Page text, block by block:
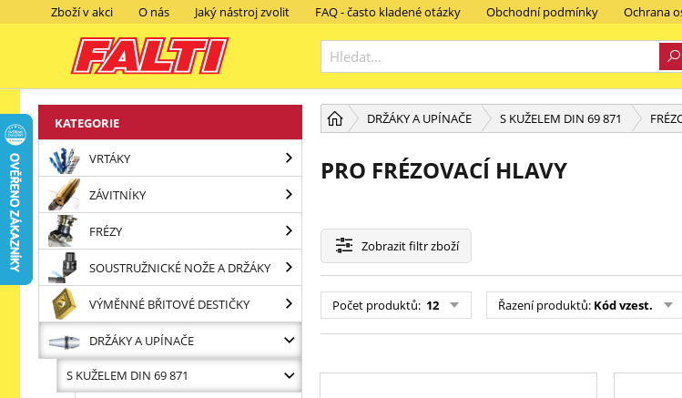
Zboží v akci O nás Jaký nástroj zvolit FAQ - často kladené otázky Obchodní podmínky Ochrana
DRŽÁKY A UPÍNAČE S KUŽELEM DIN 69 871
PRO FRÉZOVACÍ HLAVY
Zobrazitfiltr zboží
Počet produktů: 12 Řazení produktů: Kód vzest.
KATEGORIE
VRTÁKY
ZÁVITNÍKY
FRÉZY
SOUSTRUŽNICKÉ NOŽE A DRŽÁKY
VÝMĚNNÉ BŘITOVÉ DESTIČKY
DRŽÁKY A UPÍNAČE
S KUŽELEM DIN 69 871